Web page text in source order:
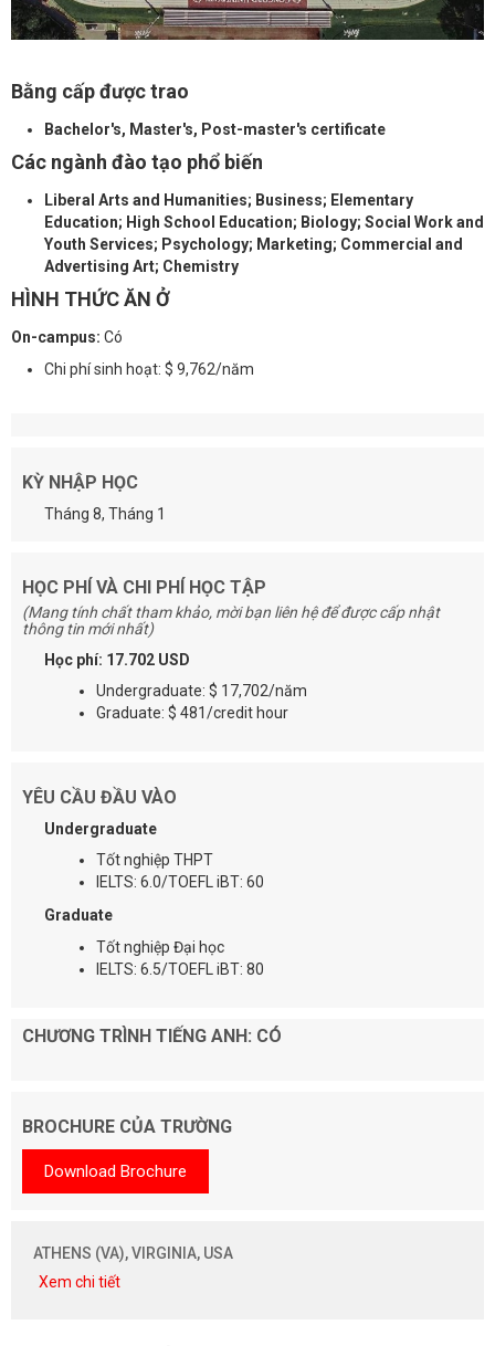
Bằng cấp được trao
Bachelor's, Master's, Post-master's certificate
Các ngành đào tạo phổ biến
Liberal Arts and Humanities; Business; Elementary
Education; High School Education; Biology; Social Work and
Youth Services; Psychology; Marketing; Commercial and
Advertising Art; Chemistry
HÌNH THỨC ĂN Ở
On-campus: Có
Chi phí sinh hoạt: $ 9,762/năm
KỲ NHẬP HỌC
Tháng 8, Tháng 1
HỌC PHÍ VÀ CHI PHÍ HỌC TẬP
(Mang tính chất tham khảo, mời bạn liên hệ để được cấp nhật
thông tin mới nhất)
Học phí: 17.702 USD
Undergraduate: $ 17,702/năm
Graduate: $ 481/credit hour
YÊU CẦU ĐẦU VÀO
Undergraduate
Tốt nghiệp THPT
IELTS: 6.0/TOEFL iBT: 60
Graduate
Tốt nghiệp Đại học
IELTS: 6.5/TOEFL iBT: 80
CHƯƠNG TRÌNH TIẾNG ANH: CÓ
BROCHURE CỦA TRƯỜNG
Download Brochure
ATHENS (VA), VIRGINIA, USA
Xem chi tiết